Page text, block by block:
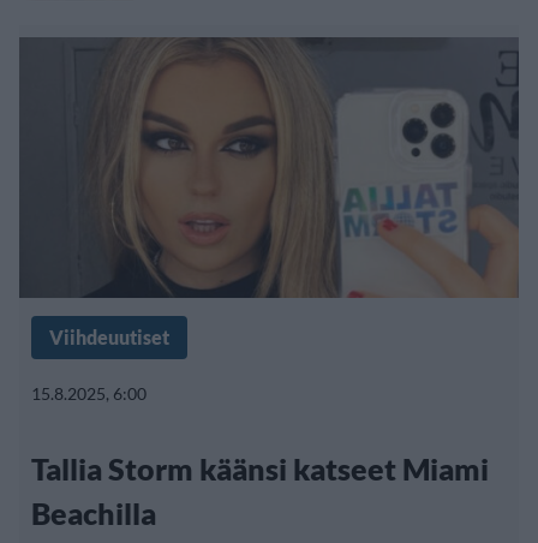
Viihdeuutiset
15.8.2025, 6:00
Tallia Storm käänsi katseet Miami
Beachilla